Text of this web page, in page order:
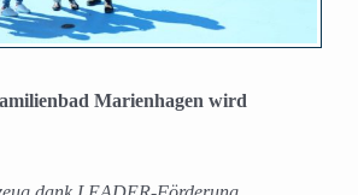
Marienhagen wird